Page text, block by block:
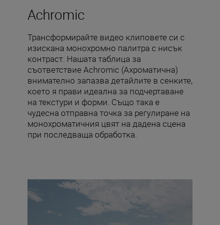
Achromic
Трансформирайте видео клиповете си с
изискана монохромно палитра с нисък
контраст. Нашата таблица за
съответствие Achromic (Ахроматична)
внимателно запазва детайлите в сенките,
което я прави идеална за подчертаване
на текстури и форми. Също така е
чудесна отправна точка за регулиране на
монохроматичния цвят на дадена сцена
при последваща обработка.